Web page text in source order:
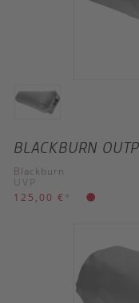
BLACKBURN
Blackburn
UVP
125,00 € *